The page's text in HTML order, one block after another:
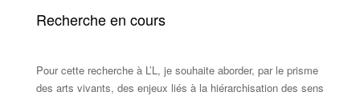
Recherche en cours
Pour cette recherche à L’L, je souhaite aborder, par le prisme
des arts vivants, des enjeux liés à la hiérarchisation des sens